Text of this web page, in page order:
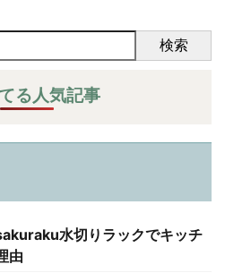
検索
る人気記事
水切りラックでキッチ
由